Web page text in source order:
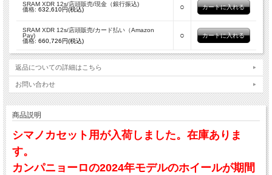
SRAM XDR 12s/店頭販売/現金（銀行振込)
価格: 632,610円(税込) ○
SRAM XDR 12s/店頭販売/カード払い（Amazon
Pay)
価格: 660,726円(税込)
○
返品についての詳細はこちら
お問い合わせ
商品説明
シマノカセット用が入荷しました。在庫ありま
す。
カンパニョーロの2024年モデルのホイールが期間